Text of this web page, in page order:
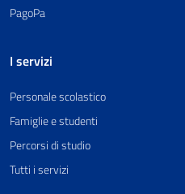
PagoPa
I servizi
Personale scolastico
Famiglie e studenti
Percorsi di studio
Tutti i servizi